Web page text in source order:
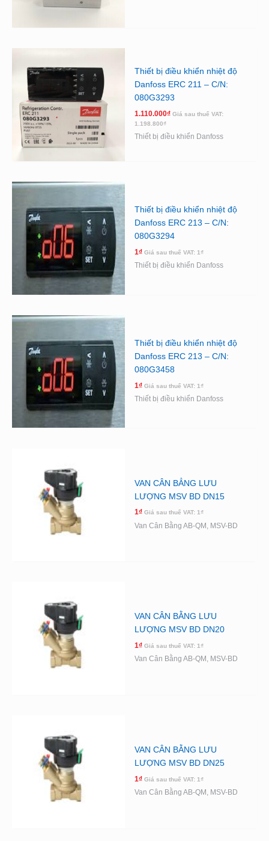
Thiết bị điều khiển nhiệt độ
Danfoss ERC 211 – C/N:
080G3293
1.110.000₫ Giá sau thuế VAT:
1.198.800₫
Thiết bị điều khiển Danfoss
Thiết bị điều khiển nhiệt độ
Danfoss ERC 213 – C/N:
080G3294
1₫ Giá sau thuế VAT: 1₫
Thiết bị điều khiển Danfoss
Thiết bị điều khiển nhiệt độ
Danfoss ERC 213 – C/N:
080G3458
1₫ Giá sau thuế VAT: 1₫
Thiết bị điều khiển Danfoss
VAN CÂN BẲNG LƯU
LƯỢNG MSV BD DN15
1₫ Giá sau thuế VAT: 1₫
Van Cân Bằng AB-QM, MSV-BD
VAN CÂN BẰNG LƯU
LƯỢNG MSV BD DN20
1₫ Giá sau thuế VAT: 1₫
Van Cân Bằng AB-QM, MSV-BD
VAN CÂN BẰNG LƯU
LƯỢNG MSV BD DN25
1₫ Giá sau thuế VAT: 1₫
Van Cân Bằng AB-QM, MSV-BD